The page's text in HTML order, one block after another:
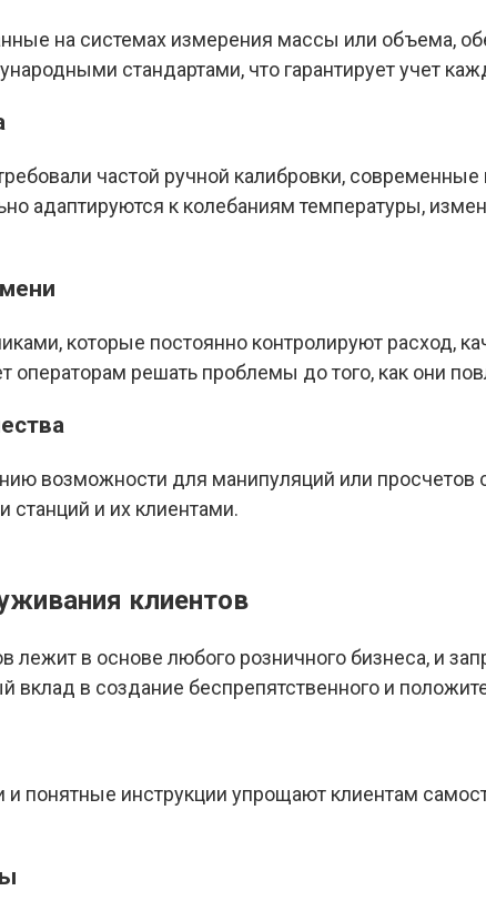
на системах измерения массы или объема,
стандартами, что гарантирует учет
частой ручной калибровки,
адаптируются к колебаниям температуры,
которые постоянно контролируют расход,
операторам решать проблемы до того, как они
возможности для манипуляций или просчетов
и их клиентами.
клиентов
лежит в основе любого розничного бизнеса, и
в создание беспрепятственного и
понятные инструкции упрощают клиентам